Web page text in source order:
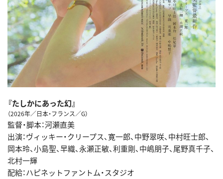
『たしかにあった幻』
（2026年／日本・フランス／G）
監督・脚本：河瀬直美
出演：ヴィッキー・クリープス、寛一郎、中野翠咲、中村旺士郎、
岡本玲、小島聖、早織、永瀬正敏、利重剛、中嶋朋子、尾野真千子、
北村一輝
配給：ハピネットファントム・スタジオ